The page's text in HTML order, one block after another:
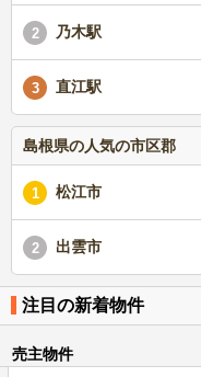
2 乃木駅
3 直江駅
島根県の人気の市区郡
1 松江市
2 出雲市
注目の新着物件
売主物件